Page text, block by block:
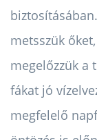
metsszük
megelőzzük a
fákat jó
megfelelő